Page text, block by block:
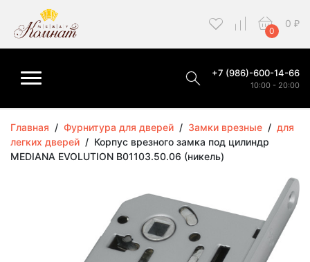
0
0 ₽
+7 (986)-600-14-66
10:00 - 20:00
Главная / Фурнитура для дверей / Замки врезные / для
легких дверей / Корпус врезного замка под цилиндр
MEDIANA EVOLUTION B01103.50.06 (никель)